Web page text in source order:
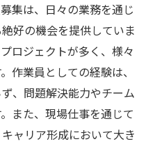
集は、日々の業務を通じ
好の機会を提供していま
ロジェクトが多く、様々
作業員としての経験は、
、問題解決能力やチーム
また、現場仕事を通じて
ャリア形成において大き